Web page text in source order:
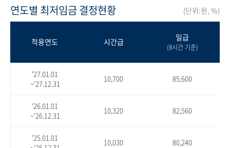
연도별 최저임금 결정현황 (단위:원, %)
적용연도 시간급 일급
(8시간 기준)
'27.01.01
~'27.12.31
10,700 85,600
'26.01.01
~'26.12.31
10,320 82,560
'25.01.01
10,030 80,240